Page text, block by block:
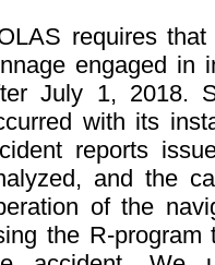
requires
engaged in
July 1, 2018.
with its
reports
and the
of the
the R-